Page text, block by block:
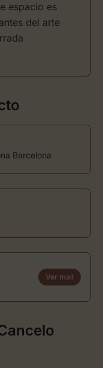
espacio es
del arte
Barcelona
Ver mail